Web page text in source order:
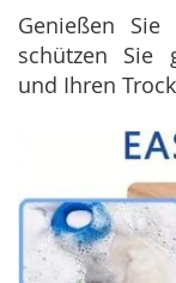
Genießen
schützen Sie
und Ihren